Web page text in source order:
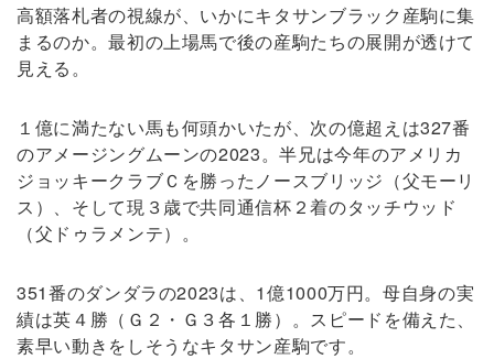
高額落札者の視線が、いかにキタサンブラック産駒に集
まるのか。最初の上場馬で後の産駒たちの展開が透けて
見える。
１億に満たない馬も何頭かいたが、次の億超えは327番
のアメージングムーンの2023。半兄は今年のアメリカ
ジョッキークラブＣを勝ったノースブリッジ（父モーリ
ス）、そして現３歳で共同通信杯２着のタッチウッド
（父ドゥラメンテ）。
351番のダンダラの2023は、1億1000万円。母自身の実
績は英４勝（Ｇ２・Ｇ３各１勝）。スピードを備えた、
素早い動きをしそうなキタサン産駒です。